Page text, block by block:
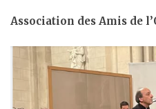
Association des Amis de